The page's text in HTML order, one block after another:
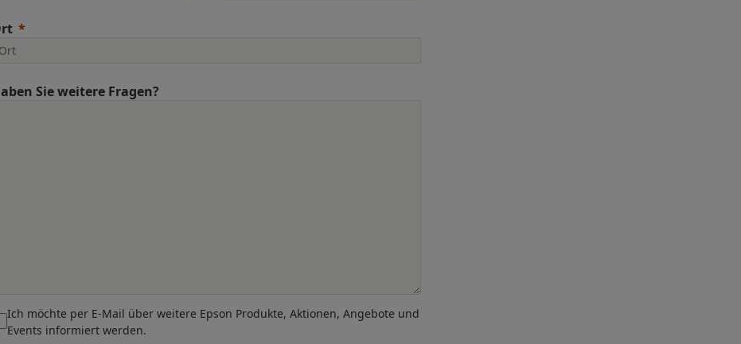
Sie weitere Fragen?
Ich möchte per E-Mail über weitere Epson Produkte, Aktionen, Angebote und
Events informiert werden.